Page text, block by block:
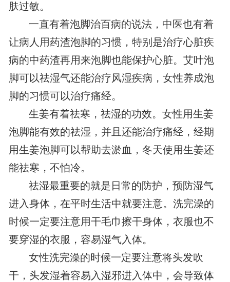
肤过敏。
一直有着泡脚治百病的说法，中医也有着
让病人用药渣泡脚的习惯，特别是治疗心脏疾
病的中药渣再用来泡脚也能保护心脏。艾叶泡
脚可以祛湿气还能治疗风湿疾病，女性养成泡
脚的习惯可以治疗痛经。
生姜有着祛寒，祛湿的功效。女性用生姜
泡脚能有效的祛湿，并且还能治疗痛经，经期
用生姜泡脚可以帮助去淤血，冬天使用生姜还
能祛寒，不怕冷。
祛湿最重要的就是日常的防护，预防湿气
进入身体，在平时生活中就要注意。洗完澡的
时候一定要注意用干毛巾擦干身体，衣服也不
要穿湿的衣服，容易湿气入体。
女性洗完澡的时候一定要注意将头发吹
干，头发湿着容易入湿邪进入体中，会导致体